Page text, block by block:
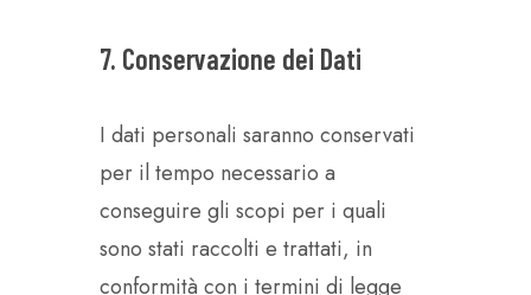
7. Conservazione dei Dati
I dati personali saranno conservati
per il tempo necessario a
conseguire gli scopi per i quali
sono stati raccolti e trattati, in
conformità con i termini di legge